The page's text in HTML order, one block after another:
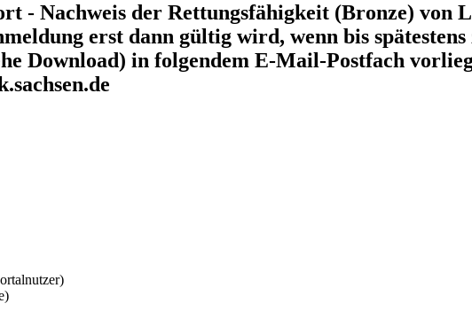
- Nachweis der Rettungsfähigkeit (Bronze) von
erst dann gültig wird, wenn bis
Download) in folgendem E-Mail-Postfach